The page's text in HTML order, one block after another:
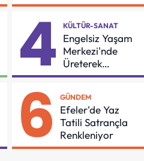
4 KÜLTÜR-SANAT
Engelsiz Yaşam
Merkezi'nde
Üreterek
Güçleniyorlar
6 GÜNDEM
Efeler'de Yaz
Tatili Satrançla
Renkleniyor